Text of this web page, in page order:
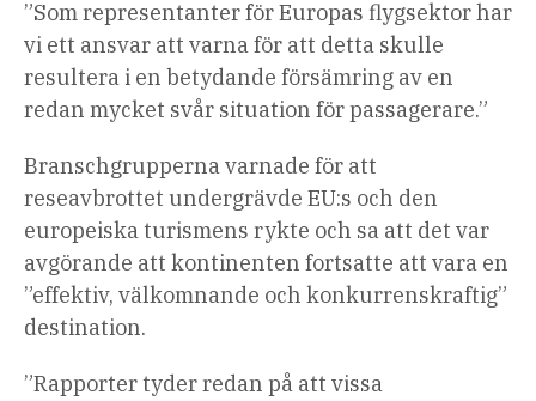
”Som representanter för Europas flygsektor har
vi ett ansvar att varna för att detta skulle
resultera i en betydande försämring av en
redan mycket svår situation för passagerare.”
Branschgrupperna varnade för att
reseavbrottet undergrävde EU:s och den
europeiska turismens rykte och sa att det var
avgörande att kontinenten fortsatte att vara en
”effektiv, välkomnande och konkurrenskraftig”
destination.
”Rapporter tyder redan på att vissa